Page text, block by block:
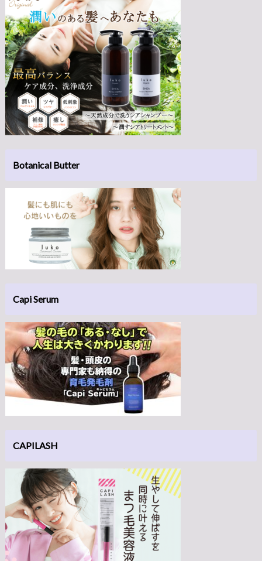
Botanical Butter
Capi Serum
CAPILASH